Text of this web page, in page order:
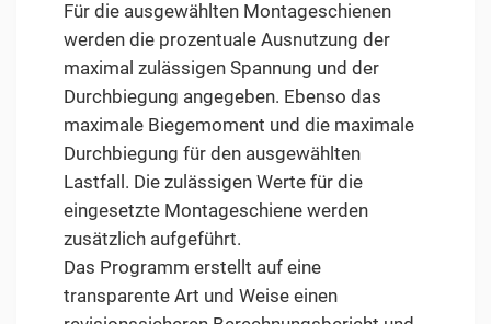
Für die ausgewählten Montageschienen
werden die prozentuale Ausnutzung der
maximal zulässigen Spannung und der
Durchbiegung angegeben. Ebenso das
maximale Biegemoment und die maximale
Durchbiegung für den ausgewählten
Lastfall. Die zulässigen Werte für die
eingesetzte Montageschiene werden
zusätzlich aufgeführt.
Das Programm erstellt auf eine
transparente Art und Weise einen